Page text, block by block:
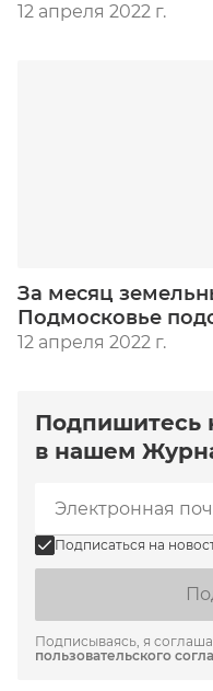
12 апреля 2022 г.
За месяц
Подмосковье
12 апреля 2022 г.
Подпишитесь
в нашем
Подписаться на
Подписываясь, я
пользовательского